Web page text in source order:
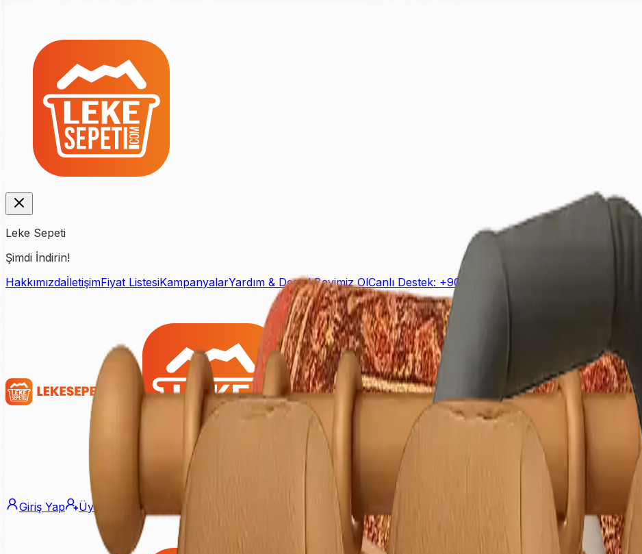
Leke Sepeti
Şimdi İndirin!
HakkımızdaİletişimFiyat ListesiKampanyalarYardım & DestekBayimiz OlCanlı Destek: +90 (850) 888 90 50
Giriş Yap Üye Ol